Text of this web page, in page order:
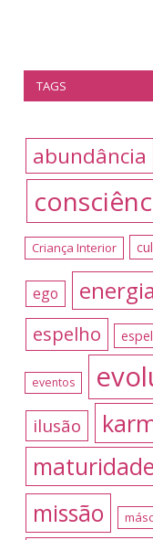
TAGS
abundância
Criança Interior
ego energia
espelho
eventos
ilusão
maturidade
missão